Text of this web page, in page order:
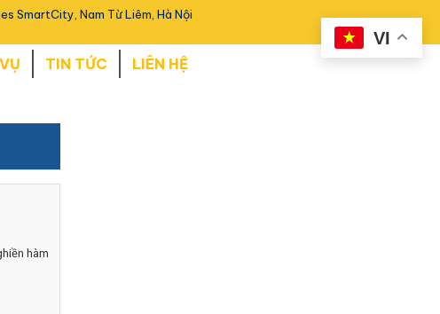
SmartCity, Nam Từ Liêm, Hà Nội
TIN TỨC LIÊN HỆ
hàm
VI